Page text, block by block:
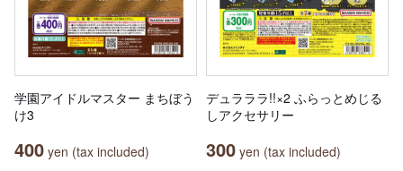
学園アイドルマスター まちぼう
け3
400 yen (tax included)
デュラララ!!×2 ふらっとめじる
しアクセサリー
300 yen (tax included)